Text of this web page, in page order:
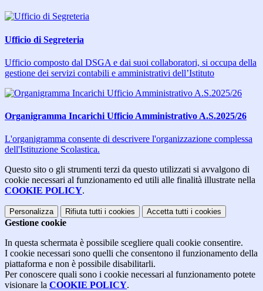
Ufficio di Segreteria
Ufficio composto dal DSGA e dai suoi collaboratori, si occupa della
gestione dei servizi contabili e amministrativi dell’Istituto
Organigramma Incarichi Ufficio Amministrativo A.S.2025/26
L'organigramma consente di descrivere l'organizzazione complessa
dell'Istituzione Scolastica.
Questo sito o gli strumenti terzi da questo utilizzati si avvalgono di
cookie necessari al funzionamento ed utili alle finalità illustrate nella
COOKIE POLICY.
Personalizza Rifiuta tutti i cookies Accetta tutti i cookies
Gestione cookie
In questa schermata è possibile scegliere quali cookie consentire.
I cookie necessari sono quelli che consentono il funzionamento della
piattaforma e non è possibile disabilitarli.
Per conoscere quali sono i cookie necessari al funzionamento potete
visionare la COOKIE POLICY.